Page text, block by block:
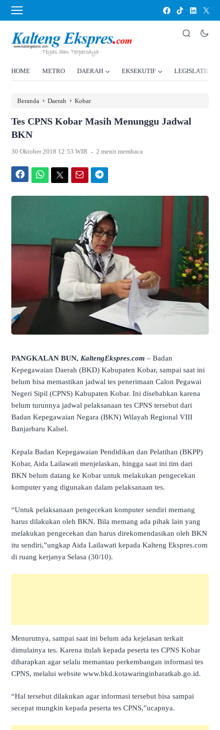
HOME METRO DAERAH EKSEKUTIF LEGISLATIF
Beranda › Daerah › Kobar
Tes CPNS Kobar Masih Menunggu Jadwal
BKN
30 Oktober 2018 12:53 WIB . 2 menit membaca
PANGKALAN BUN, KaltengEkspres.com – Badan
Kepegawaian Daerah (BKD) Kabupaten Kobar, sampai saat ini
belum bisa memastikan jadwal tes penerimaan Calon Pegawai
Negeri Sipil (CPNS) Kabupaten Kobar. Ini disebabkan karena
belum turunnya jadwal pelaksanaan tes CPNS tersebut dari
Badan Kepegawaian Negara (BKN) Wilayah Regional VIII
Banjarbaru Kalsel.
Kepala Badan Kepegawaian Pendidikan dan Pelatihan (BKPP)
Kobar, Aida Lailawati menjelaskan, hingga saat ini tim dari
BKN belum datang ke Kobar untuk melakukan pengecekan
komputer yang digunakan dalam pelaksanaan tes.
“Untuk pelaksanaan pengecekan komputer sendiri memang
harus dilakukan oleh BKN. Bila memang ada pihak lain yang
melakukan pengecekan dan harus direkomendasikan oleh BKN
itu sendiri,”ungkap Aida Lailawati kepada Kalteng Ekspres.com
di ruang kerjanya Selasa (30/10).
Menurutnya, sampai saat ini belum ada kejelasan terkait
dimulainya tes. Karena itulah kepada peserta tes CPNS Kobar
diharapkan agar selalu memantau perkembangan informasi tes
CPNS, melalui website www.bkd.kotawaringinbaratkab.go.id.
“Hal tersebut dilakukan agar informasi tersebut bisa sampai
secepat mungkin kepada peserta tes CPNS,”ucapnya.